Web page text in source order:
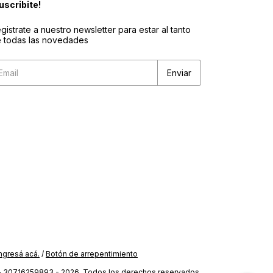
a nuestro newsletter para estar al tanto
todas las novedades
acá. / Botón de arrepentimiento